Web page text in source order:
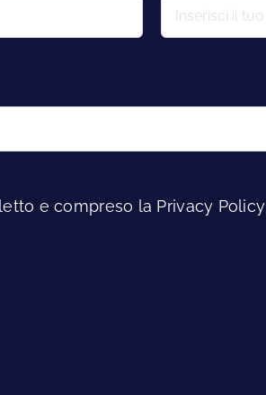
e compreso la Privacy Policy